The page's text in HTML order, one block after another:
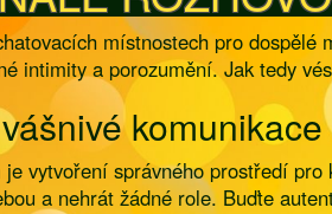
místnostech pro
intimity a porozumění. Jak tedy
komunikace
vytvoření správného prostředí
a nehrát žádné role. Buďte